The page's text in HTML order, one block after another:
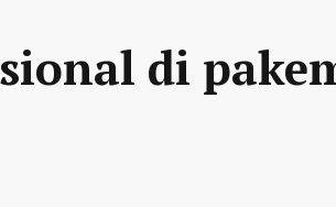
di